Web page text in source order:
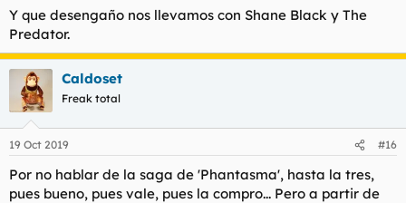
Y que desengaño nos llevamos con Shane Black y The
Predator.
Caldoset
Freak total
19 Oct 2019 #16
Por no hablar de la saga de 'Phantasma', hasta la tres,
pues bueno, pues vale, pues la compro... Pero a partir de